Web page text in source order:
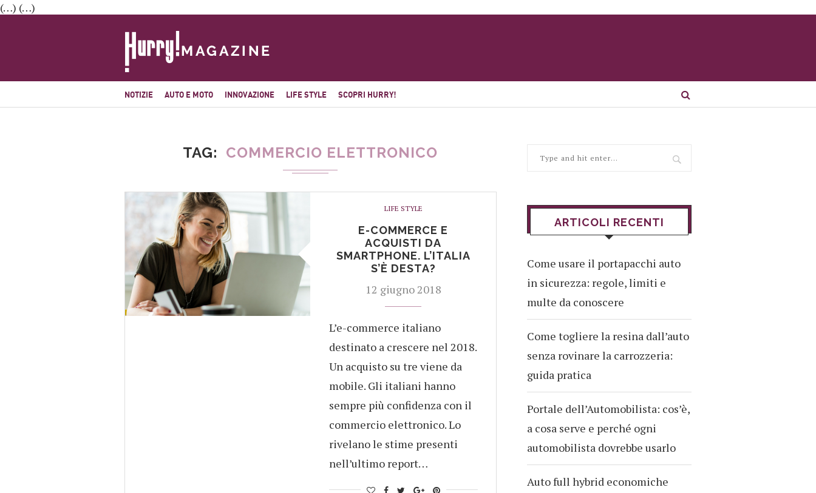
(…) (…)
NOTIZIE AUTO E MOTO INNOVAZIONE LIFE STYLE SCOPRI HURRY!
TAG COMMERCIO ELETTRONICO
LIFE STYLE
E-COMMERCE E
ACQUISTI DA
SMARTPHONE. L’ITALIA
S’È DESTA?
12 giugno 2018
L’e-commerce italiano
destinato a crescere nel 2018.
Un acquisto su tre viene da
mobile. Gli italiani hanno
sempre più confidenza con il
commercio elettronico. Lo
rivelano le stime presenti
nell’ultimo report…
ARTICOLI RECENTI
Come usare il portapacchi auto
in sicurezza: regole, limiti e
multe da conoscere
Come togliere la resina dall’auto
senza rovinare la carrozzeria:
guida pratica
Portale dell’Automobilista: cos’è,
a cosa serve e perché ogni
automobilista dovrebbe usarlo
Auto full hybrid economiche